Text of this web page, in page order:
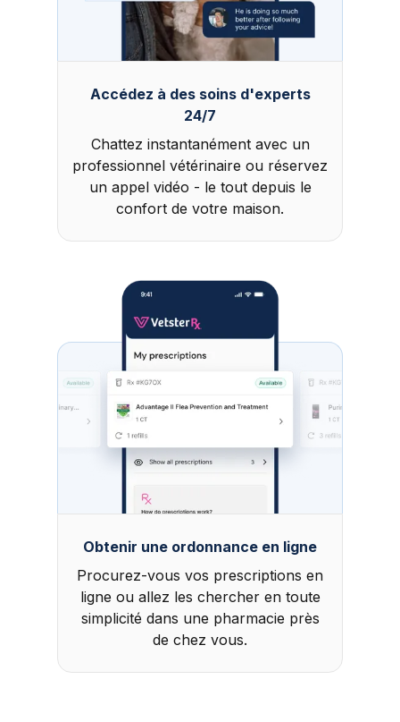
Accédez à des soins d'experts
24/7
Chattez instantanément avec un
professionnel vétérinaire ou réservez
un appel vidéo - le tout depuis le
confort de votre maison.
Obtenir une ordonnance en ligne
Procurez-vous vos prescriptions en
ligne ou allez les chercher en toute
simplicité dans une pharmacie près
de chez vous.